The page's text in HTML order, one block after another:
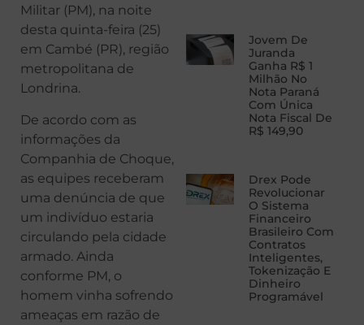
Militar (PM), na noite
desta quinta-feira (25)
em Cambé (PR), região
metropolitana de
Londrina.
De acordo com as
informações da
Companhia de Choque,
as equipes receberam
uma denúncia de que
um indivíduo estaria
circulando pela cidade
armado. Ainda
conforme PM, o
homem vinha sofrendo
ameaças em razão de
Jovem De
Juranda
Ganha R$ 1
Milhão No
Nota Paraná
Com Única
Nota Fiscal De
R$ 149,90
Drex Pode
Revolucionar
O Sistema
Financeiro
Brasileiro Com
Contratos
Inteligentes,
Tokenização E
Dinheiro
Programável